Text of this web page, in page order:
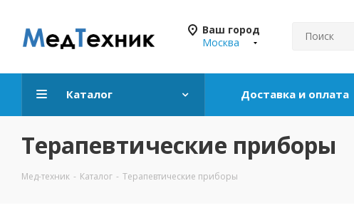
Ваш город
Москва
Каталог Доставка и оплата
Терапевтические приборы
Мед-техник - Каталог - Терапевтические приборы